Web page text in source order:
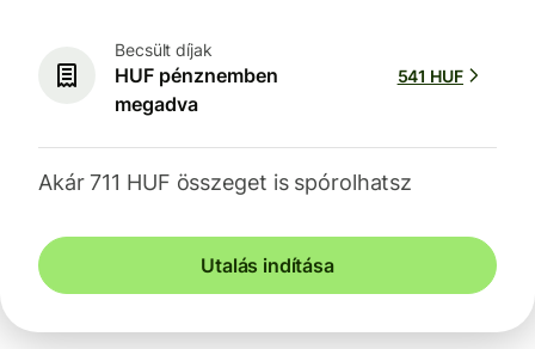
Becsült díjak
HUF pénznemben
megadva
541 HUF
Akár 711 HUF összeget is spórolhatsz
Utalás indítása